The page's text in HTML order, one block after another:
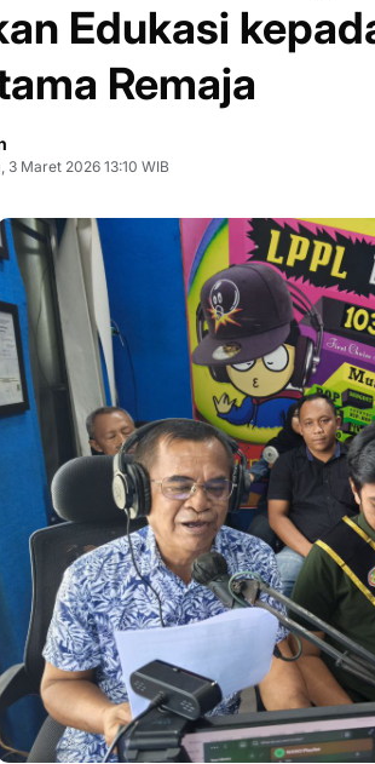
Edukasi
Remaja
3 Maret 2026 13:10 WIB